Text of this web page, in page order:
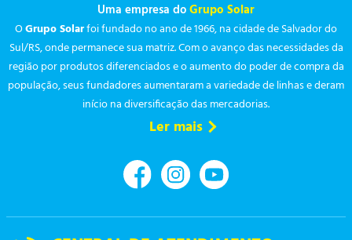
Uma empresa doGrupo Solar
OGrupo Solarfoi fundado no ano de 1966, na cidade de Salvador do
Sul/RS, onde permanece sua matriz. Com o avanço das necessidades da
região por produtos diferenciados e o aumento do poder de compra da
população, seus fundadores aumentaram a variedade de linhas e deram
início na diversificação das mercadorias.
Ler mais